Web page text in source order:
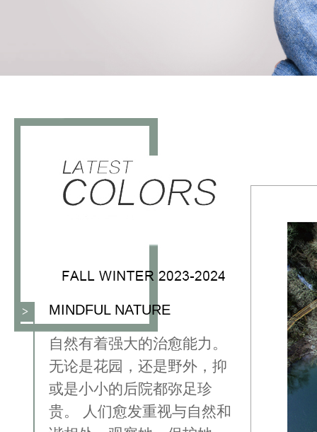
> MINDFUL NATURE
⾃然有着强⼤的治愈能⼒。
⽆论是花园，还是野外，抑
或是⼩⼩的后院都弥足珍
贵。 人们愈发重视与⾃然和